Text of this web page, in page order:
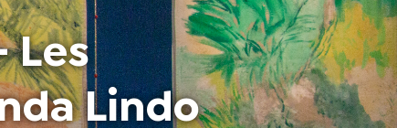
Les
Lindo